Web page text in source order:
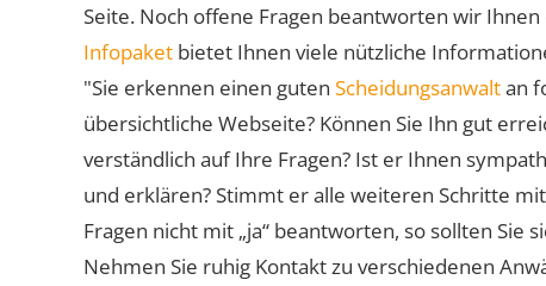
Seite. Noch offene Fragen beantworten wir
Infopaket bietet Ihnen viele nützliche
"Sie erkennen einen guten Scheidungsanwaltan
übersichtliche Webseite? Können Sie Ihn gut
verständlich auf Ihre Fragen? Ist er Ihnen
und erklären? Stimmt er alle weiteren Schritte
Fragen nicht mit „ja“ beantworten, so sollten Sie
Nehmen Sie ruhig Kontakt zu verschiedenen